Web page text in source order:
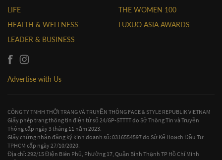
LIFE
HEALTH & WELLNESS
LEADER & BUSINESS
THE WOMEN 100
LUXUO ASIA AWARDS
Advertise with Us
CÔNG TY TNHH THỜI TRANG VÀ TRUYỀN THÔNG FACE & STYLE REPUBLIK VIETNAM
Giấy phép trang thông tin điện tử số 24/GP-STTTT do Sở Thông Tin và Truyền
Thông cấp ngày 3 tháng 11 năm 2023.
Giấy chứng nhận đăng ký kinh doanh số: 0316554597 do Sở Kế Hoạch Đầu Tư
TPHCM cấp ngày 27/10/2020.
Địa chỉ: 292/15 Điện Biên Phủ, Phường 17, Quận Bình Thạnh TP Hồ Chí Minh